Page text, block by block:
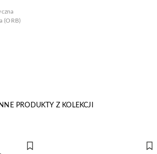
(ORB)
PRODUKTY Z KOLEKCJI